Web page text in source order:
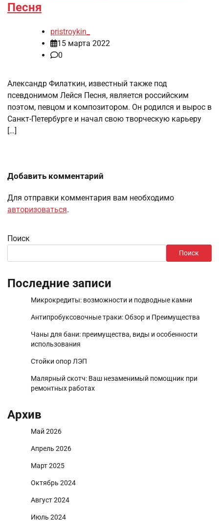
Песня
pristroykin_
15 марта 2022
0
Александр Филаткин, известный также под
псевдонимом Лейся Песня, является российским
поэтом, певцом и композитором. Он родился и вырос в
Санкт-Петербурге и начал свою творческую карьеру
[…]
Добавить комментарий
Для отправки комментария вам необходимо
авторизоваться.
Поиск
Поиск
Последние записи
Микрокредиты: возможности и подводные камни
Антипробуксовочные траки: Обзор и Преимущества
Чаны для бани: преимущества, виды и особенности
использования
Стойки опор ЛЭП
Малярный скотч: Ваш незаменимый помощник при
ремонтных работах
Архив
Май 2026
Апрель 2026
Март 2025
Октябрь 2024
Август 2024
Июль 2024